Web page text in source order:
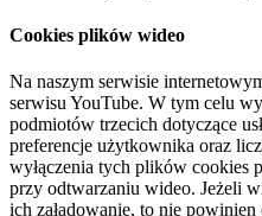
Cookies plików wideo
Na naszym serwisie
serwisu YouTube. W tym celu
podmiotów trzecich dotyczące
preferencje użytkownika oraz
wyłączenia tych plików cookies
przy odtwarzaniu wideo. Jeżeli
ich załadowanie, to nie